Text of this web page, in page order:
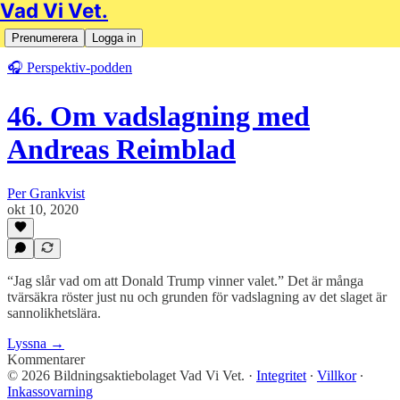
Vad Vi Vet.
Prenumerera Logga in
🎧 Perspektiv-podden
46. Om vadslagning med
Andreas Reimblad
Per Grankvist
okt 10, 2020
“Jag slår vad om att Donald Trump vinner valet.” Det är många
tvärsäkra röster just nu och grunden för vadslagning av det slaget är
sannolikhetslära.
Lyssna →
Kommentarer
© 2026 Bildningsaktiebolaget Vad Vi Vet. · Integritet ∙ Villkor∙
Inkassovarning